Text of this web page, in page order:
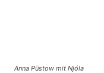
Anna Püstow mit Njóla